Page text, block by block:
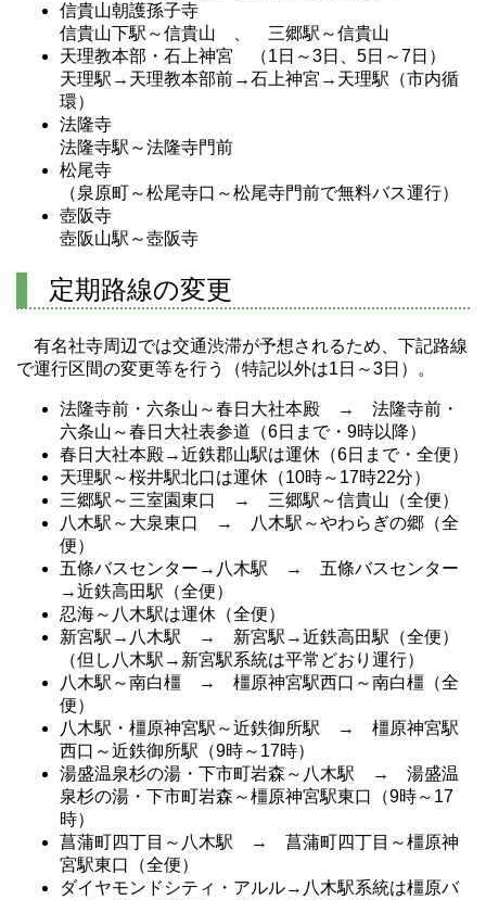
信貴山朝護孫子寺
信貴山下駅～信貴山 、 三郷駅～信貴山
天理教本部・石上神宮 （1日～3日、5日～7日）
天理駅→天理教本部前→石上神宮→天理駅（市内循
環）
法隆寺
法隆寺駅～法隆寺門前
松尾寺
（泉原町～松尾寺口～松尾寺門前で無料バス運行）
壺阪寺
壺阪山駅～壺阪寺
定期路線の変更
有名社寺周辺では交通渋滞が予想されるため、下記路線
で運行区間の変更等を行う（特記以外は1日～3日）。
法隆寺前・六条山～春日大社本殿 → 法隆寺前・
六条山～春日大社表参道（6日まで・9時以降）
春日大社本殿→近鉄郡山駅は運休（6日まで・全便）
天理駅～桜井駅北口は運休（10時～17時22分）
三郷駅～三室園東口 → 三郷駅～信貴山（全便）
八木駅～大泉東口 → 八木駅～やわらぎの郷（全
便）
五條バスセンター→八木駅 → 五條バスセンター
→近鉄高田駅（全便）
忍海～八木駅は運休（全便）
新宮駅→八木駅 → 新宮駅→近鉄高田駅（全便）
（但し八木駅→新宮駅系統は平常どおり運行）
八木駅～南白橿 → 橿原神宮駅西口～南白橿（全
便）
八木駅・橿原神宮駅～近鉄御所駅 → 橿原神宮駅
西口～近鉄御所駅（9時～17時）
湯盛温泉杉の湯・下市町岩森～八木駅 → 湯盛温
泉杉の湯・下市町岩森～橿原神宮駅東口（9時～17
時）
菖蒲町四丁目～八木駅 → 菖蒲町四丁目～橿原神
宮駅東口（全便）
ダイヤモンドシティ・アルル→八木駅系統は橿原バ